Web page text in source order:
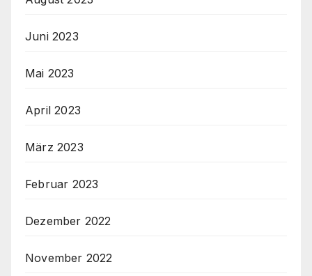
Juni 2023
Mai 2023
April 2023
März 2023
Februar 2023
Dezember 2022
November 2022